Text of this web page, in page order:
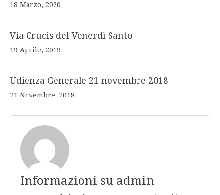
18 Marzo, 2020
Via Crucis del Venerdì Santo
19 Aprile, 2019
Udienza Generale 21 novembre 2018
21 Novembre, 2018
Informazioni su admin